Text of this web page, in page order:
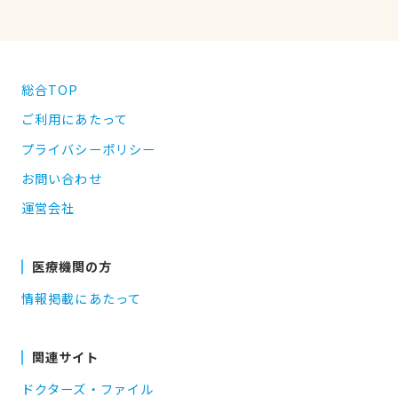
総合TOP
ご利用にあたって
プライバシーポリシー
お問い合わせ
運営会社
医療機関の方
情報掲載にあたって
関連サイト
ドクターズ・ファイル